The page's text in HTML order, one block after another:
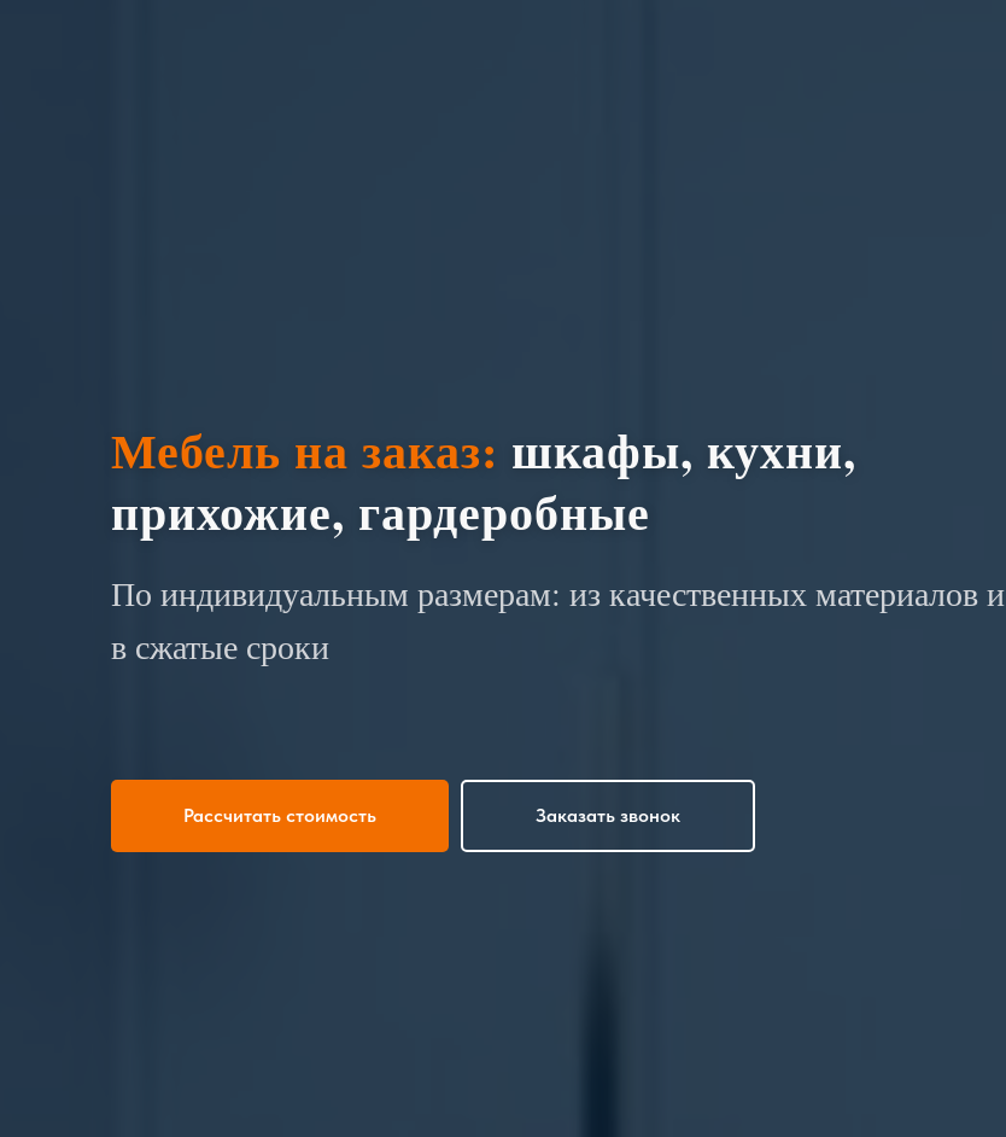
Мебель на заказ: шкафы, кухни,
прихожие, гардеробные
По индивидуальным размерам: из качественных материалов и
в сжатые сроки
Рассчитать стоимость Заказать звонок